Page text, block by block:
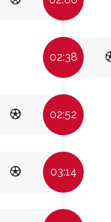
02:38
02:52
03:14